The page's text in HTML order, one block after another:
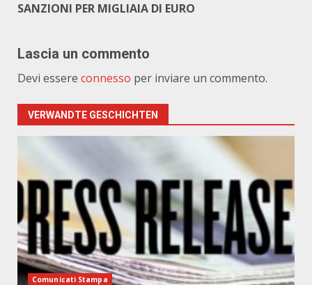
SANZIONI PER MIGLIAIA DI EURO
Lascia un commento
Devi essere connesso per inviare un commento.
VERWANDTE GESCHICHTEN
Comunicati Stampa